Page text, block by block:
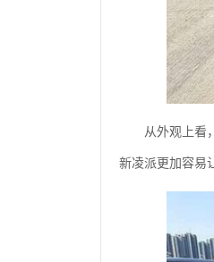
从外观上看
新凌派更加容易